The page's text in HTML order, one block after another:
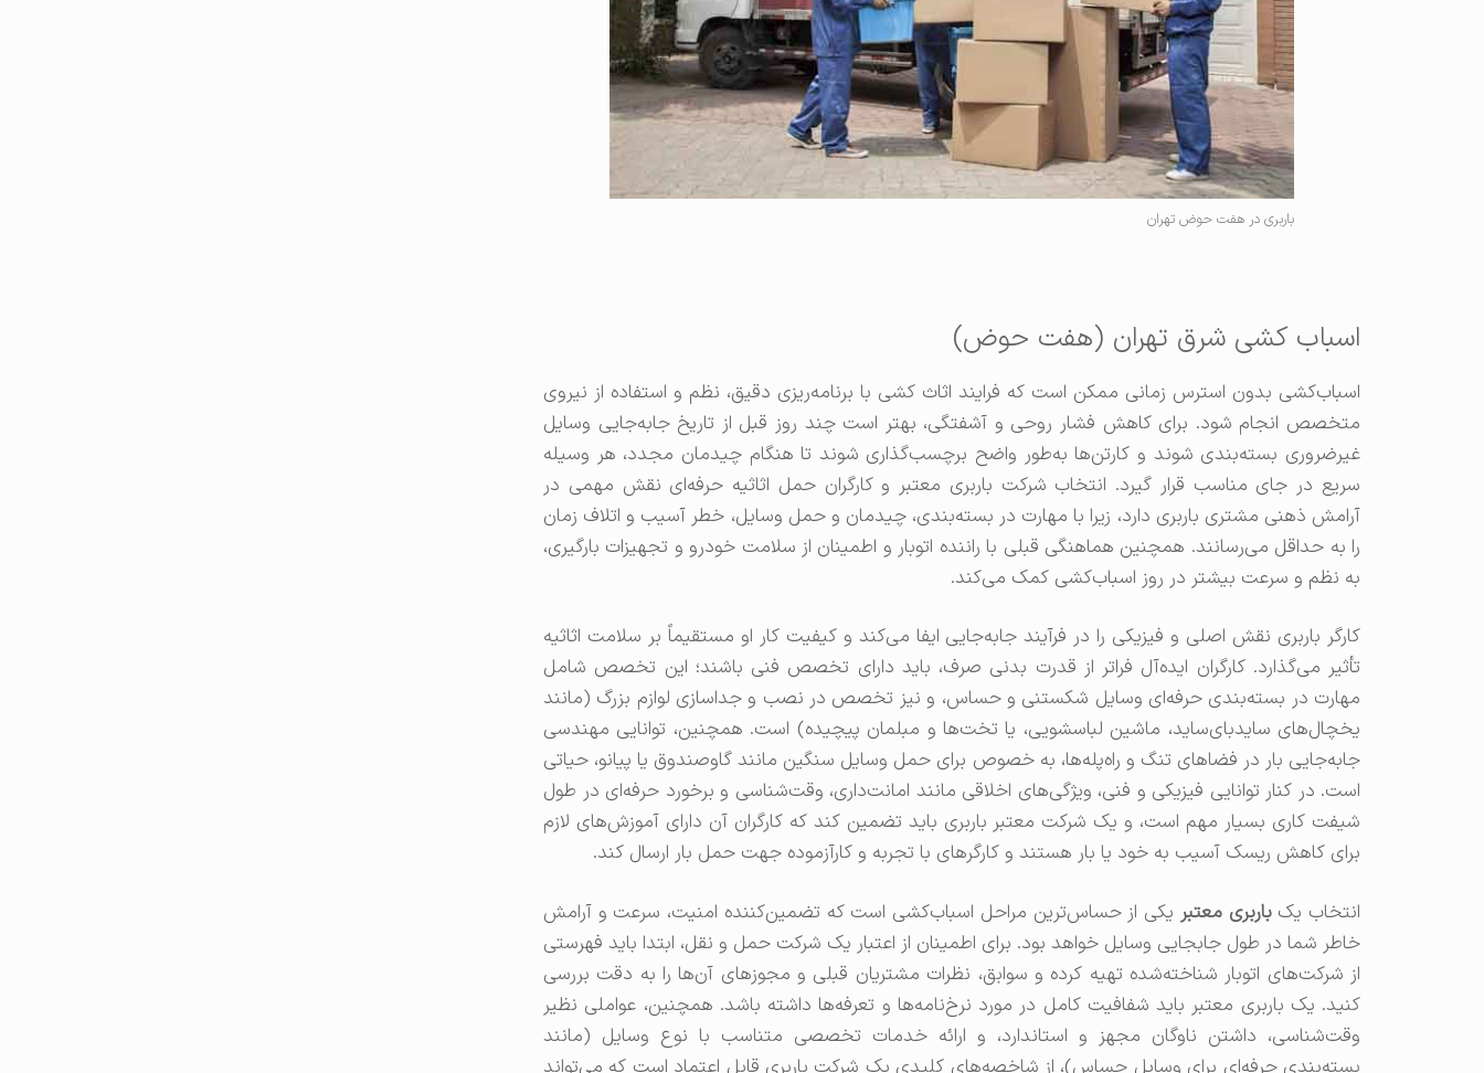
باربری در هفت حوض تهران
اسباب کشی شرق تهران (هفت حوض)
اسباب‌کشی بدون استرس زمانی ممکن است که فرایند اثاث کشی با برنامه‌ریزی دقیق، نظم و استفاده از نیروی
متخصص انجام شود. برای کاهش فشار روحی و آشفتگی، بهتر است چند روز قبل از تاریخ جابه‌جایی وسایل
غیرضروری بسته‌بندی شوند و کارتن‌ها به‌طور واضح برچسب‌گذاری شوند تا هنگام چیدمان مجدد، هر وسیله
سریع در جای مناسب قرار گیرد. انتخاب شرکت باربری معتبر و کارگران حمل اثاثیه حرفه‌ای نقش مهمی در
آرامش ذهنی مشتری باربری دارد، زیرا با مهارت در بسته‌بندی، چیدمان و حمل وسایل، خطر آسیب و اتلاف زمان
را به حداقل می‌رسانند. همچنین هماهنگی قبلی با راننده اتوبار و اطمینان از سلامت خودرو و تجهیزات بارگیری،
به نظم و سرعت بیشتر در روز اسباب‌کشی کمک می‌کند.
کارگر باربری نقش اصلی و فیزیکی را در فرآیند جابه‌جایی ایفا می‌کند و کیفیت کار او مستقیماً بر سلامت اثاثیه
تأثیر می‌گذارد. کارگران ایده‌آل فراتر از قدرت بدنی صرف، باید دارای تخصص فنی باشند؛ این تخصص شامل
مهارت در بسته‌بندی حرفه‌ای وسایل شکستنی و حساس، و نیز تخصص در نصب و جداسازی لوازم بزرگ (مانند
یخچال‌های سایدبای‌ساید، ماشین لباسشویی، یا تخت‌ها و مبلمان پیچیده) است. همچنین، توانایی مهندسی
جابه‌جایی بار در فضاهای تنگ و راه‌پله‌ها، به خصوص برای حمل وسایل سنگین مانند گاوصندوق یا پیانو، حیاتی
است. در کنار توانایی فیزیکی و فنی، ویژگی‌های اخلاقی مانند امانت‌داری، وقت‌شناسی و برخورد حرفه‌ای در طول
شیفت کاری بسیار مهم است، و یک شرکت معتبر باربری باید تضمین کند که کارگران آن دارای آموزش‌های لازم
برای کاهش ریسک آسیب به خود یا بار هستند و کارگرهای با تجربه و کارآزموده جهت حمل بار ارسال کند.
انتخاب یکباربری معتبر یکی از حساس‌ترین مراحل اسباب‌کشی است که تضمین‌کننده امنیت، سرعت و آرامش
خاطر شما در طول جابجایی وسایل خواهد بود. برای اطمینان از اعتبار یک شرکت حمل و نقل، ابتدا باید فهرستی
از شرکت‌های اتوبار شناخته‌شده تهیه کرده و سوابق، نظرات مشتریان قبلی و مجوزهای آن‌ها را به دقت بررسی
کنید. یک باربری معتبر باید شفافیت کامل در مورد نرخ‌نامه‌ها و تعرفه‌ها داشته باشد. همچنین، عواملی نظیر
وقت‌شناسی، داشتن ناوگان مجهز و استاندارد، و ارائه خدمات تخصصی متناسب با نوع وسایل (مانند